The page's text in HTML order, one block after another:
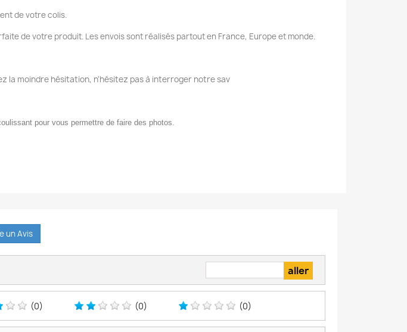
de votre colis.
de votre produit. Les envois sont réalisés partout en France, Europe et monde.
la moindre hésitation, n'hésitez pas à interroger notre sav
pour vous permettre de faire des photos.
un Avis
(0) (0) (0)